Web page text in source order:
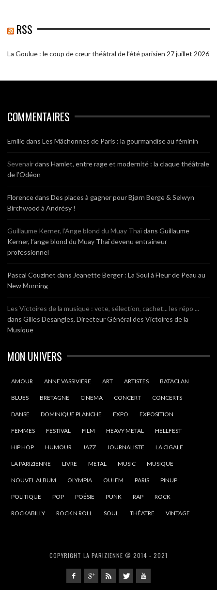
RSS
La Goulue : le coup de cœur théâtral de l’été parisien 27 juillet 2026
COMMENTAIRES
Emiliedans Les Mâchonnes de Paris : la gourmandise au féminin
Sevenairdans Hamlet, entre rage et modernité : la claque théâtrale
de l’Odéon
Florencedans Des places à gagner pour Bjørn Berge & Selwyn
Birchwood à Andrésy !
Guillaume Kerner, l’Ange blond du Muay Thaïdans Guillaume
Kerner, l’ange blond du Muay Thaï devenu entraineur
professionnel
Pascal Couzinet dans Jeanette Berger : La Soul à Fleur de Peau au
New Morning
Les Victoires de la musique : vote, sélection, cachet... les répo ...
dans Gilles Desangles, Directeur Général des Victoires de la
Musique
MON UNIVERS
AMOUR ANNE VASSIVIERE ART ARTISTES BATACLAN
BLUES BRETAGNE CINEMA CONCERT CONCERTS
DANSE DOMINIQUE PLANCHE EXPO EXPOSITION
FEMMES FESTIVAL FILM HEAVY METAL HELLFEST
HIP HOP HUMOUR JAZZ JOURNALISTE LA CIGALE
LA PARIZIENNE LIVRE METAL MUSIC MUSIQUE
NOUVEL ALBUM OLYMPIA OUI FM PARIS PINUP
POLITIQUE POP POÉSIE PUNK RAP ROCK
ROCKABILLY ROCK N ROLL SOUL THÉATRE VINTAGE
COPYRIGHT LA PARIZIENNE © 2014 - 2021